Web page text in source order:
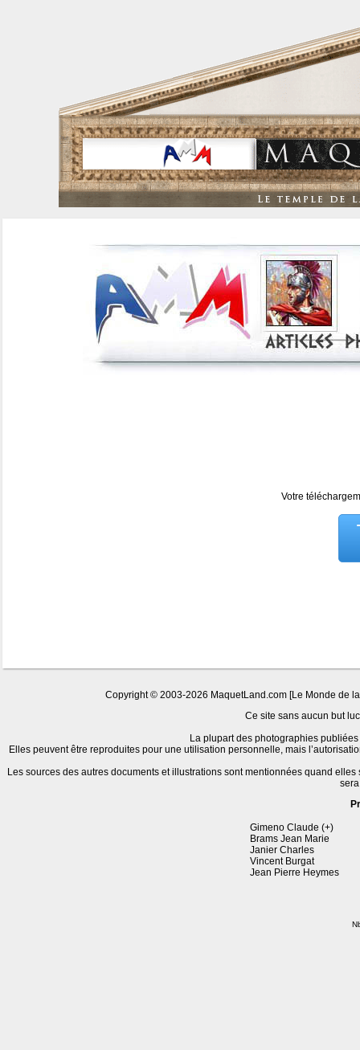
Votre
Copyright © 2003-2026 MaquetLand.com [Le Monde de
Ce site sans aucun but
La plupart des photographies
Elles peuvent être reproduites pour une utilisation personnelle, mais
Les sources des autres documents et illustrations sont mentionnées quand
Gimeno Claude (+)
Brams Jean Marie
Janier Charles
Vincent Burgat
Jean Pierre Heymes